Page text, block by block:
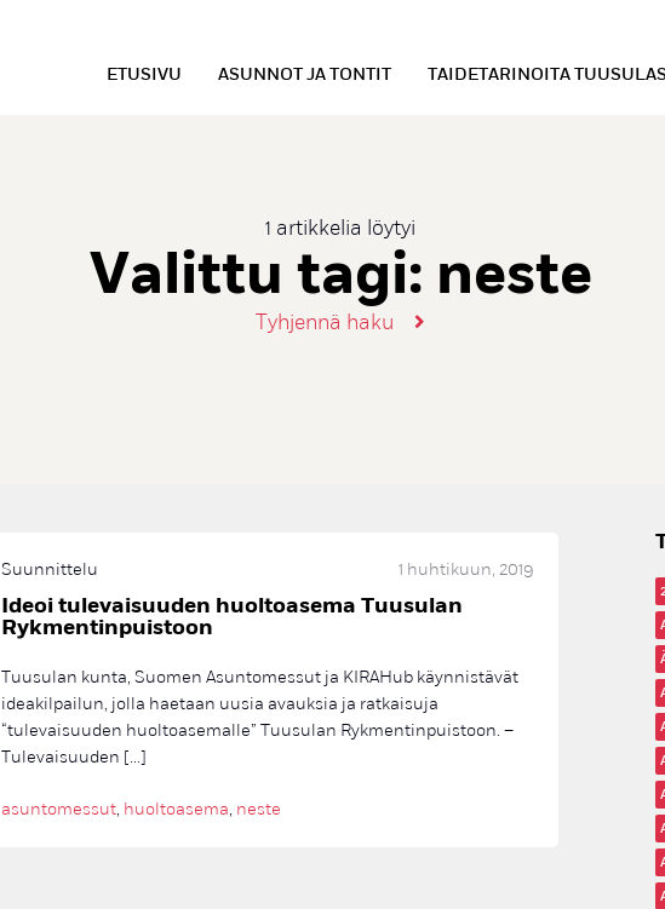
ETUSIVU ASUNNOT JA TONTIT TAIDETARINOITA
1 artikkelia löytyi
Valittu tagi: neste
Tyhjennä haku
Suunnittelu 1 huhtikuun, 2019
Ideoi tulevaisuuden huoltoasema Tuusulan
Rykmentinpuistoon
Tuusulan kunta, Suomen Asuntomessut ja KIRAHub käynnistävät
ideakilpailun, jolla haetaan uusia avauksia ja ratkaisuja
“tulevaisuuden huoltoasemalle” Tuusulan Rykmentinpuistoon. –
Tulevaisuuden […]
asuntomessut, huoltoasema, neste